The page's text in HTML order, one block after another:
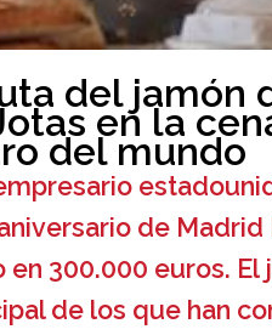
del jamón
en la
del mundo
de Madrid
300.000 euros. El
de los que han